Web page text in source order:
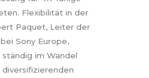
Flexibilität in der
Paquet, Leiter der
Sony Europe,
im Wandel